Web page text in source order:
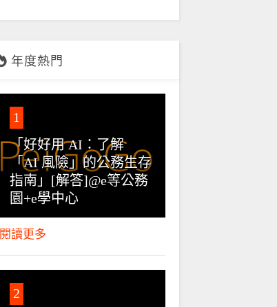
年度熱門
1
「好好用 AI：了解
「AI 風險」的公務生存
指南」[解答]@e等公務
園+e學中心
閱讀更多
2